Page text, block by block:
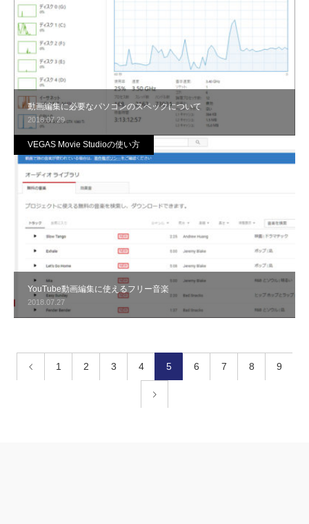
動画編集に必要なパソコンのスペックについて
2018.07.29
YouTube動画編集に使えるフリー音楽
2018.07.27
VEGAS Movie Studioの使い方
1 2 3 4 5 6 7 8 9